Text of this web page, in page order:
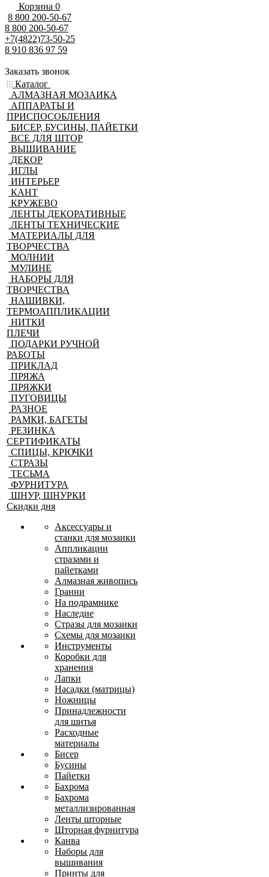
Корзина 0
8 800 200-50-67
8 800 200-50-67
+7(4822)73-50-25
8 910 836 97 59
Заказать звонок
Каталог
АЛМАЗНАЯ МОЗАИКА
АППАРАТЫ И
ПРИСПОСОБЛЕНИЯ
БИСЕР, БУСИНЫ, ПАЙЕТКИ
ВСЕ ДЛЯ ШТОР
ВЫШИВАНИЕ
ДЕКОР
ИГЛЫ
ИНТЕРЬЕР
КАНТ
КРУЖЕВО
ЛЕНТЫ ДЕКОРАТИВНЫЕ
ЛЕНТЫ ТЕХНИЧЕСКИЕ
МАТЕРИАЛЫ ДЛЯ
ТВОРЧЕСТВА
МОЛНИИ
МУЛИНЕ
НАБОРЫ ДЛЯ
ТВОРЧЕСТВА
НАШИВКИ,
ТЕРМОАППЛИКАЦИИ
НИТКИ
ПЛЕЧИ
ПОДАРКИ РУЧНОЙ
РАБОТЫ
ПРИКЛАД
ПРЯЖА
ПРЯЖКИ
ПУГОВИЦЫ
РАЗНОЕ
РАМКИ, БАГЕТЫ
РЕЗИНКА
СЕРТИФИКАТЫ
СПИЦЫ, КРЮЧКИ
СТРАЗЫ
ТЕСЬМА
ФУРНИТУРА
ШНУР, ШНУРКИ
Скидки дня
Аксессуары и
станки для мозаики
Аппликации
стразами и
пайетками
Алмазная живопись
Гранни
На подрамнике
Наследие
Стразы для мозаики
Схемы для мозаики
Инструменты
Коробки для
хранения
Лапки
Насадки (матрицы)
Ножницы
Принадлежности
для шитья
Расходные
материалы
Бисер
Бусины
Пайетки
Бахрома
Бахрома
металлизированная
Ленты шторные
Шторная фурнитура
Канва
Наборы для
вышивания
Принты для